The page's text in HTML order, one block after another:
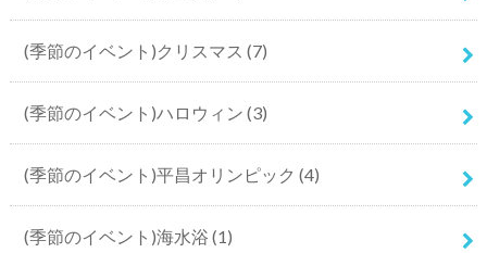
(季節のイベント)クリスマス (7)
(季節のイベント)ハロウィン (3)
(季節のイベント)平昌オリンピック (4)
(季節のイベント)海水浴 (1)